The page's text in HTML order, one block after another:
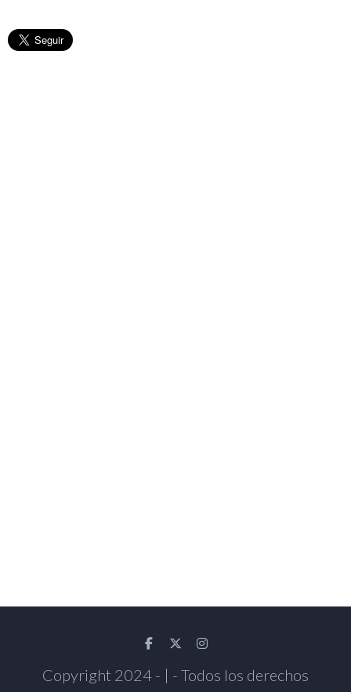
Copyright 2024 - | - Todos los derechos